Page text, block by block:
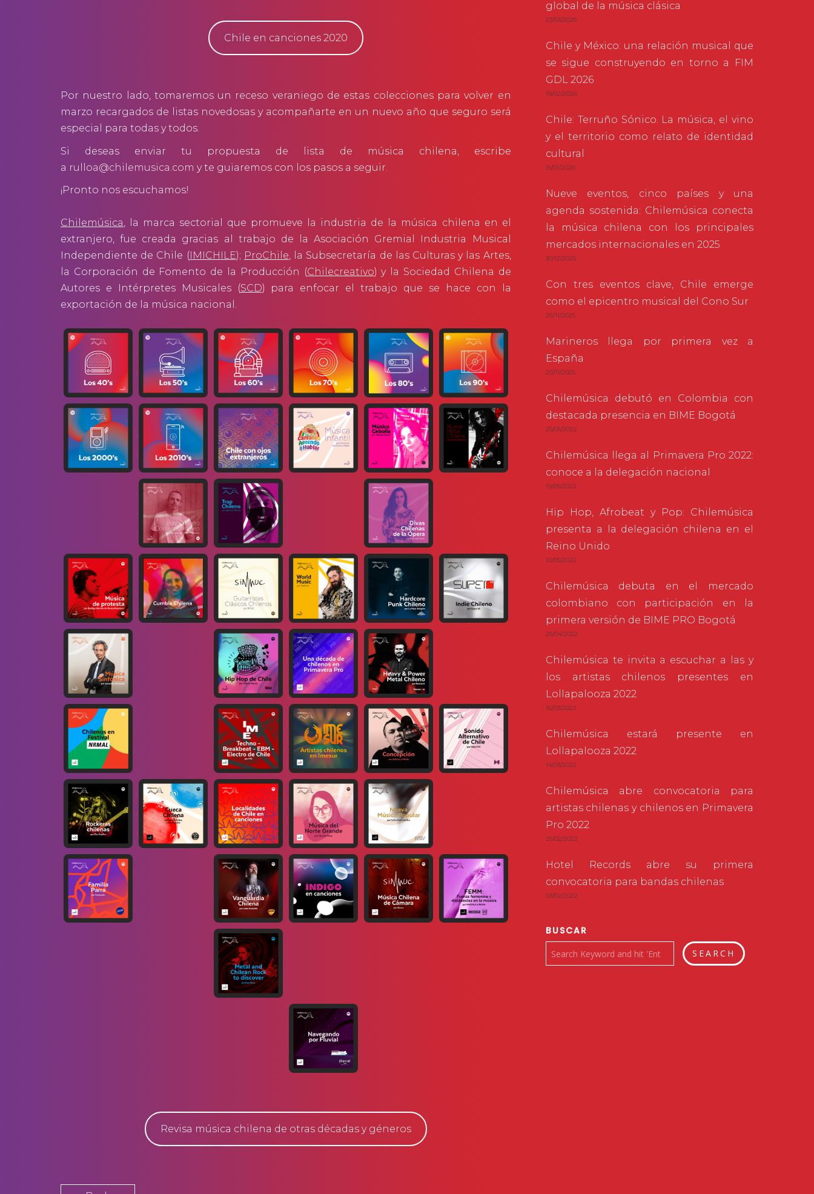
Chile en canciones 2020
Por nuestro lado, tomaremos un receso veraniego de estas colecciones para volver en
marzo recargados de listas novedosas y acompañarte en un nuevo año que seguro será
especial para todas y todos.
Si deseas enviar tu propuesta de lista de música chilena, escribe
a rulloa@chilemusica.com y te guiaremos con los pasos a seguir.
¡Pronto nos escuchamos!
Chilemúsica, la marca sectorial que promueve la industria de la música chilena en el
extranjero, fue creada gracias al trabajo de la Asociación Gremial Industria Musical
Independiente de Chile (IMICHILE); ProChile, la Subsecretaría de las Culturas y las Artes,
la Corporación de Fomento de la Producción (Chilecreativo) y la Sociedad Chilena de
Autores e Intérpretes Musicales (SCD) para enfocar el trabajo que se hace con la
exportación de la música nacional.
Revisa música chilena de otras décadas y géneros
global de la música clásica
23/03/2026
Chile y México: una relación musical que
se sigue construyendo en torno a FIM
GDL 2026
19/02/2026
Chile: Terruño Sónico. La música, el vino
y el territorio como relato de identidad
cultural
15/01/2026
Nueve eventos, cinco países y una
agenda sostenida: Chilemúsica conecta
la música chilena con los principales
mercados internacionales en 2025
30/12/2025
Con tres eventos clave, Chile emerge
como el epicentro musical del Cono Sur
26/11/2025
Marineros llega por primera vez a
España
20/11/2025
Chilemúsica debutó en Colombia con
destacada presencia en BIME Bogotá
25/05/2022
Chilemúsica llega al Primavera Pro 2022:
conoce a la delegación nacional
19/05/2022
Hip Hop, Afrobeat y Pop: Chilemúsica
presenta a la delegación chilena en el
Reino Unido
10/05/2022
Chilemúsica debuta en el mercado
colombiano con participación en la
primera versión de BIME PRO Bogotá
25/04/2022
Chilemúsica te invita a escuchar a las y
los artistas chilenos presentes en
Lollapalooza 2022
16/03/2022
Chilemúsica estará presente en
Lollapalooza 2022
14/03/2022
Chilemúsica abre convocatoria para
artistas chilenas y chilenos en Primavera
Pro 2022
25/02/2022
Hotel Records abre su primera
convocatoria para bandas chilenas
03/02/2022
BUSCAR